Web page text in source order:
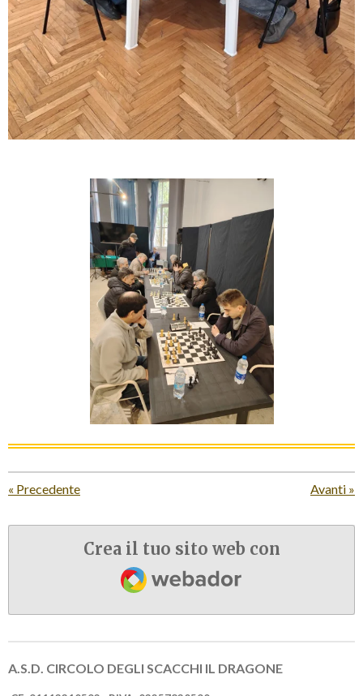
« Precedente Avanti »
Crea il tuo sito web con
Webador
A.S.D. CIRCOLO DEGLI SCACCHI IL DRAGONE